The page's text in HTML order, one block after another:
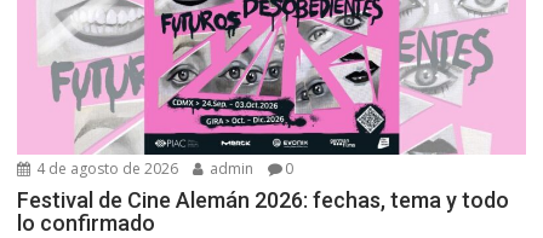
4 de agosto de 2026 admin 0
Festival de Cine Alemán 2026: fechas, tema y todo
lo confirmado